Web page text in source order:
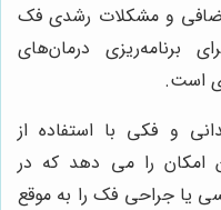
اضافی و مشکلات رشدی فک
برنامه‌ریزی درمان‌های
است.
و فکی با استفاده از
امکان را می دهد که در
یا جراحی فک را به موقع